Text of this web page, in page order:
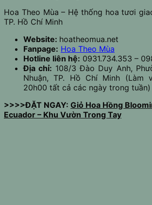
Hoa Theo Mùa – Hệ thống hoa tươi
TP. Hồ Chí Minh
Website: hoatheomua.net
Fanpage: Hoa Theo Mùa
Hotline liên hệ: 0931.734.353 –
Địa chỉ: 108/3 Đào Duy Anh,
Nhuận, TP. Hồ Chí Minh (Làm
20h00 tất cả các ngày trong tuần)
>>>>ĐẶT NGAY: Giỏ Hoa Hồng
Ecuador – Khu Vườn Trong Tay